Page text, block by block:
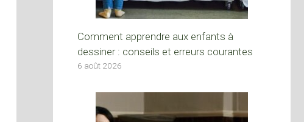
Comment apprendre aux enfants à
dessiner : conseils et erreurs courantes
6 août 2026